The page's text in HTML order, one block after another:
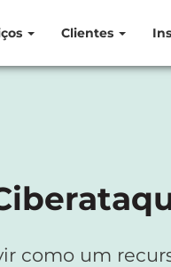
Clientes
como um